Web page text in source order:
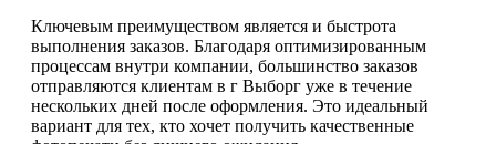
Ключевым преимуществом является и быстрота
выполнения заказов. Благодаря оптимизированным
процессам внутри компании, большинство заказов
отправляются клиентам в г Выборг уже в течение
нескольких дней после оформления. Это идеальный
вариант для тех, кто хочет получить качественные